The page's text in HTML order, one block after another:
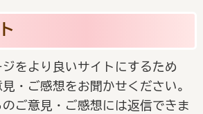
をより良いサイトにするため
・ご感想をお聞かせください。
ご意見・ご感想には返信できま